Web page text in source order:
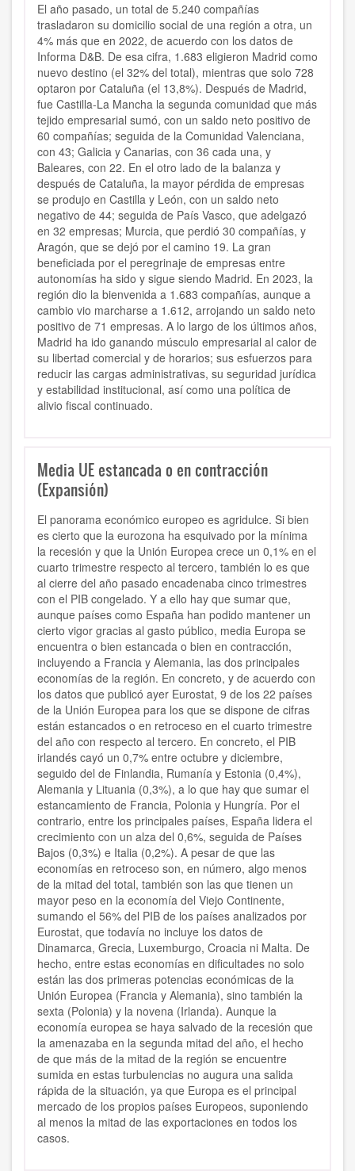
El año pasado, un total de 5.240 compañías
trasladaron su domicilio social de una región a otra, un
4% más que en 2022, de acuerdo con los datos de
Informa D&B. De esa cifra, 1.683 eligieron Madrid como
nuevo destino (el 32% del total), mientras que solo 728
optaron por Cataluña (el 13,8%). Después de Madrid,
fue Castilla-La Mancha la segunda comunidad que más
tejido empresarial sumó, con un saldo neto positivo de
60 compañías; seguida de la Comunidad Valenciana,
con 43; Galicia y Canarias, con 36 cada una, y
Baleares, con 22. En el otro lado de la balanza y
después de Cataluña, la mayor pérdida de empresas
se produjo en Castilla y León, con un saldo neto
negativo de 44; seguida de País Vasco, que adelgazó
en 32 empresas; Murcia, que perdió 30 compañías, y
Aragón, que se dejó por el camino 19. La gran
beneficiada por el peregrinaje de empresas entre
autonomías ha sido y sigue siendo Madrid. En 2023, la
región dio la bienvenida a 1.683 compañías, aunque a
cambio vio marcharse a 1.612, arrojando un saldo neto
positivo de 71 empresas. A lo largo de los últimos años,
Madrid ha ido ganando músculo empresarial al calor de
su libertad comercial y de horarios; sus esfuerzos para
reducir las cargas administrativas, su seguridad jurídica
y estabilidad institucional, así como una política de
alivio fiscal continuado.
Media UE estancada o en contracción
(Expansión)
El panorama económico europeo es agridulce. Si bien
es cierto que la eurozona ha esquivado por la mínima
la recesión y que la Unión Europea crece un 0,1% en el
cuarto trimestre respecto al tercero, también lo es que
al cierre del año pasado encadenaba cinco trimestres
con el PIB congelado. Y a ello hay que sumar que,
aunque países como España han podido mantener un
cierto vigor gracias al gasto público, media Europa se
encuentra o bien estancada o bien en contracción,
incluyendo a Francia y Alemania, las dos principales
economías de la región. En concreto, y de acuerdo con
los datos que publicó ayer Eurostat, 9 de los 22 países
de la Unión Europea para los que se dispone de cifras
están estancados o en retroceso en el cuarto trimestre
del año con respecto al tercero. En concreto, el PIB
irlandés cayó un 0,7% entre octubre y diciembre,
seguido del de Finlandia, Rumanía y Estonia (0,4%),
Alemania y Lituania (0,3%), a lo que hay que sumar el
estancamiento de Francia, Polonia y Hungría. Por el
contrario, entre los principales países, España lidera el
crecimiento con un alza del 0,6%, seguida de Países
Bajos (0,3%) e Italia (0,2%). A pesar de que las
economías en retroceso son, en número, algo menos
de la mitad del total, también son las que tienen un
mayor peso en la economía del Viejo Continente,
sumando el 56% del PIB de los países analizados por
Eurostat, que todavía no incluye los datos de
Dinamarca, Grecia, Luxemburgo, Croacia ni Malta. De
hecho, entre estas economías en dificultades no solo
están las dos primeras potencias económicas de la
Unión Europea (Francia y Alemania), sino también la
sexta (Polonia) y la novena (Irlanda). Aunque la
economía europea se haya salvado de la recesión que
la amenazaba en la segunda mitad del año, el hecho
de que más de la mitad de la región se encuentre
sumida en estas turbulencias no augura una salida
rápida de la situación, ya que Europa es el principal
mercado de los propios países Europeos, suponiendo
al menos la mitad de las exportaciones en todos los
casos.